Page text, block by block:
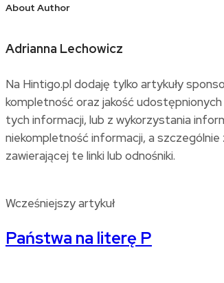
About Author
Adrianna Lechowicz
Na Hintigo.pl dodaję tylko artykuły
kompletność oraz jakość
tych informacji, lub z wykorzystania
niekompletność informacji, a szczególnie
zawierającej te linki lub odnośniki.
Wcześniejszy artykuł
Państwa na literę P